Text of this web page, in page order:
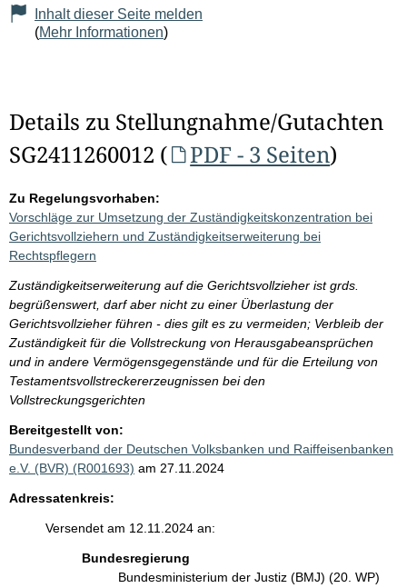
Inhalt dieser Seite melden
(Mehr Informationen)
Details zu Stellungnahme/Gutachten
SG2411260012 (
PDF - 3 Seiten)
Zu Regelungsvorhaben:
Vorschläge zur Umsetzung der Zuständigkeitskonzentration bei
Gerichtsvollziehern und Zuständigkeitserweiterung bei
Rechtspflegern
Zuständigkeitserweiterung auf die Gerichtsvollzieher ist grds.
begrüßenswert, darf aber nicht zu einer Überlastung der
Gerichtsvollzieher führen - dies gilt es zu vermeiden; Verbleib der
Zuständigkeit für die Vollstreckung von Herausgabeansprüchen
und in andere Vermögensgegenstände und für die Erteilung von
Testamentsvollstreckererzeugnissen bei den
Vollstreckungsgerichten
Bereitgestellt von:
Bundesverband der Deutschen Volksbanken und Raiffeisenbanken
e.V. (BVR) (R001693) am 27.11.2024
Adressatenkreis:
Versendet am 12.11.2024 an:
Bundesregierung
Bundesministerium der Justiz (BMJ) (20. WP)